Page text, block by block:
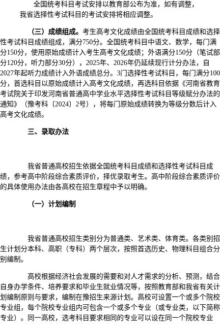
全国统考科目考试安排以教育部公布为准，如有调整，
我省选择性考试科目的考试安排将相应调整。
（三）成绩组成。 考生高考文化成绩由全国统考科目成绩和选择
性考试科目成绩组成，满分750分。全国统考科目中语文、数学，每门满
分150分，使用原始成绩计入考生高考文化成绩；外语满分150分（笔试部
分120分，听力部分30分），2025年、2026年仍延续现行计分办法，自
2027年起听力成绩计入外语成绩总分。3门选择性考试科目，每门满分100
分，首选科目以原始成绩计入高考文化成绩，再选科目依据《河南省教育
考试院关于印发河南省普通高中学业水平选择性考试科目等级赋分办法的
通知》（豫考科〔2024〕2号），将每门原始成绩转换为等级分数后计入
高考文化成绩。
三、录取办法
我省普通高校招生依据全国统考科目成绩和选择性考试科目成
绩，参考高中阶段综合素质评价，择优录取考生。高中阶段综合素质评价
的具体使用办法由各高校在招生章程中予以明确。
（一）计划编制
我省普通高校招生类别分为普通类、艺术类、体育类。各类别招
生计划分本科、高职（专科）两个层次，按照首选历史、物理科目组合分
别编制。
高校根据经济社会发展的需要和对人才需求的分析、预测，结合
自身办学条件、培养要求和毕业生就业情况等，按照教育部和我省有关计
划编制原则与要求，编制在豫招生来源计划。高校可设置一个或多个院校
专业组，每个院校专业组内可包含一个或多个专业（或专业类，以下简称
专业）。同一高校，选考科目要求相同的专业可以设在同一个院校专业